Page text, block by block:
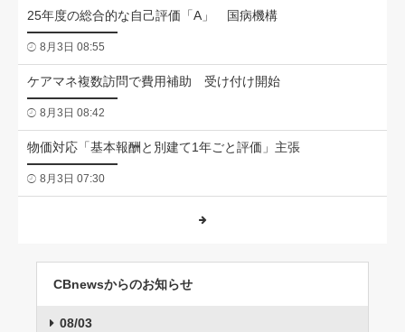
25年度の総合的な自己評価「A」 国病機構
8月3日 08:55
ケアマネ複数訪問で費用補助 受け付け開始
8月3日 08:42
物価対応「基本報酬と別建て1年ごと評価」主張
8月3日 07:30
CBnewsからのお知らせ
08/03